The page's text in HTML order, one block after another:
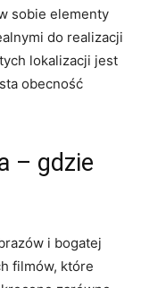
sobie⁤ elementy
do realizacji
lokalizacji jest
⁢obecność
– gdzie
⁣i bogatej
filmów, które